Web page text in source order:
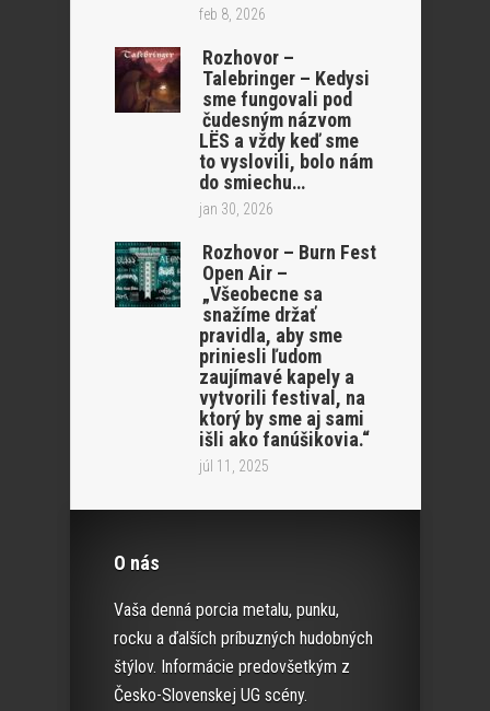
feb 8, 2026
Rozhovor –
Talebringer – Kedysi
sme fungovali pod
čudesným názvom
LËS a vždy keď sme
to vyslovili, bolo nám
do smiechu…
jan 30, 2026
Rozhovor – Burn Fest
Open Air –
„Všeobecne sa
snažíme držať
pravidla, aby sme
priniesli ľudom
zaujímavé kapely a
vytvorili festival, na
ktorý by sme aj sami
išli ako fanúšikovia.“
júl 11, 2025
O nás
Vaša denná porcia metalu, punku,
rocku a ďalších príbuzných hudobných
štýlov. Informácie predovšetkým z
Česko-Slovenskej UG scény.